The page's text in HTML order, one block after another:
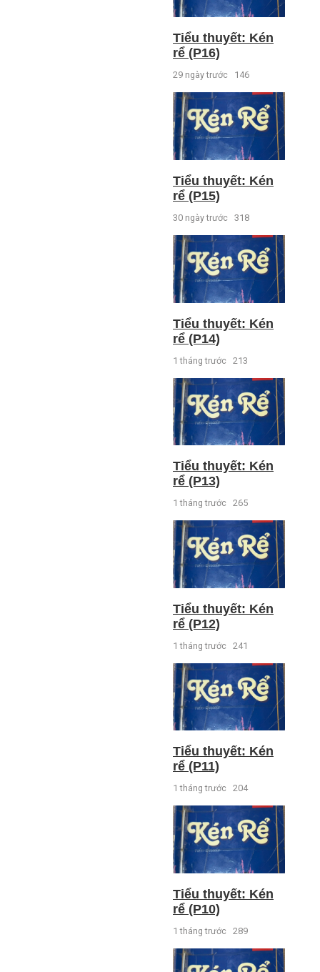
Tiểu thuyết: Kén
rể (P16)
29 ngày trước 146
Tiểu thuyết: Kén
rể (P15)
30 ngày trước 318
Tiểu thuyết: Kén
rể (P14)
1 tháng trước 213
Tiểu thuyết: Kén
rể (P13)
1 tháng trước 265
Tiểu thuyết: Kén
rể (P12)
1 tháng trước 241
Tiểu thuyết: Kén
rể (P11)
1 tháng trước 204
Tiểu thuyết: Kén
rể (P10)
1 tháng trước 289